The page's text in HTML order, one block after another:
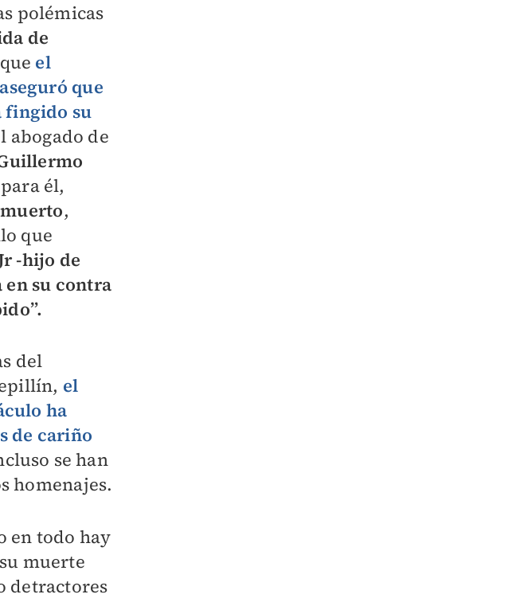
polémicas
de
el
que
fingido su
abogado de
él,
,
que
-hijo de
su contra
del
el
ha
de cariño
se han
homenajes.
en todo hay
muerte
detractores